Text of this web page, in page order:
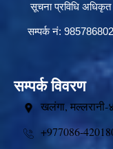
सूचना प्रविधि अधिकृत
सम्पर्क नं:
सम्पर्क विवरण
खलंगा,
+977086-